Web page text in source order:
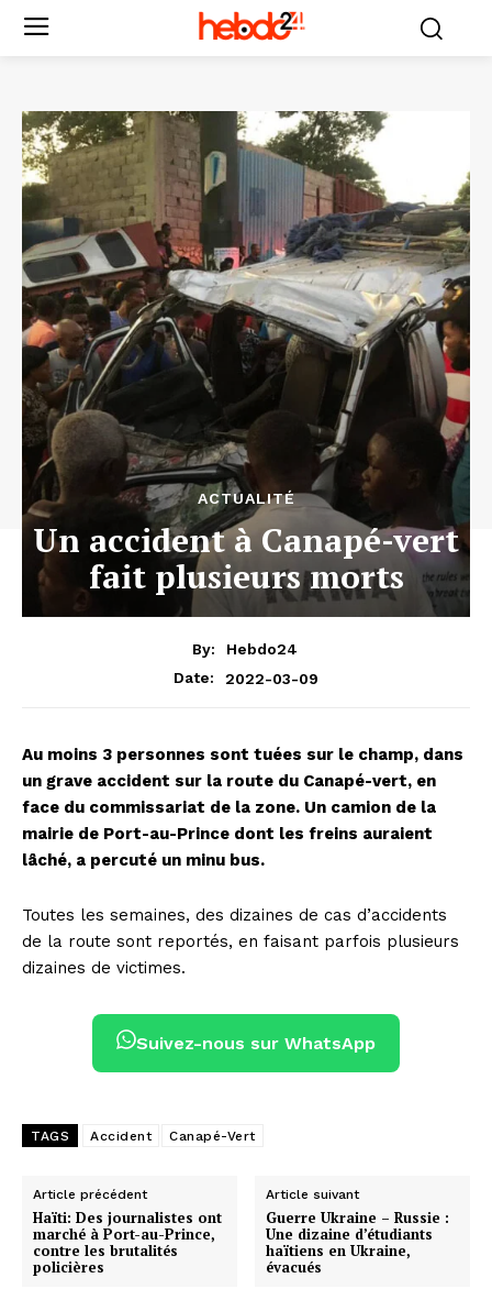
ACTUALITÉ
Un accident à Canapé-vert
fait plusieurs morts
By:
Hebdo24
Date:
2022-03-09
Au moins 3 personnes sont tuées sur le champ, dans
un grave accident sur la route du Canapé-vert, en
face du commissariat de la zone. Un camion de la
mairie de Port-au-Prince dont les freins auraient
lâché, a percuté un minu bus.
Toutes les semaines, des dizaines de cas d’accidents
de la route sont reportés, en faisant parfois plusieurs
dizaines de victimes.
Suivez-nous sur WhatsApp
TAGS Accident Canapé-Vert
Article précédent
Haïti: Des journalistes ont
marché à Port-au-Prince,
contre les brutalités
policières
Article suivant
Guerre Ukraine – Russie :
Une dizaine d’étudiants
haïtiens en Ukraine,
évacués